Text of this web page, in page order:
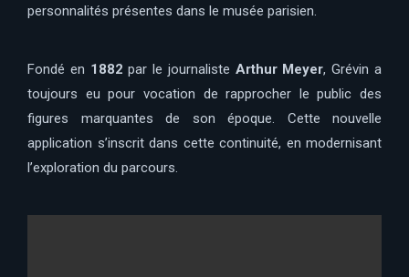
personnalités présentes dans le musée parisien.
Fondé en 1882 par le journaliste Arthur Meyer, Grévin a
toujours eu pour vocation de rapprocher le public des
figures marquantes de son époque. Cette nouvelle
application s’inscrit dans cette continuité, en modernisant
l’exploration du parcours.